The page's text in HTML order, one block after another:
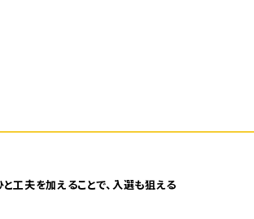
工夫を加えることで、入選も狙える